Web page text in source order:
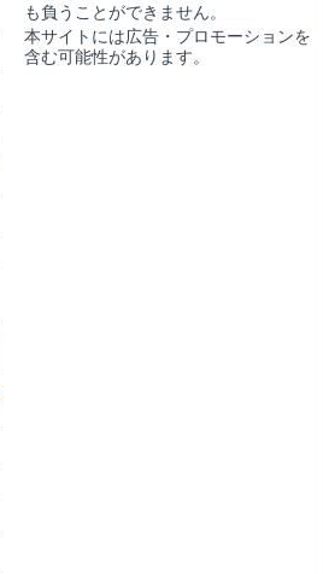
も負うことができません。
本サイトには広告・プロモーションを
含む可能性があります。